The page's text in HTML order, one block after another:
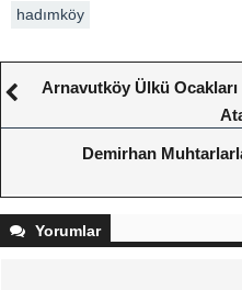
hadımköy
Arnavutköy Ülkü Ocakları
Demirhan
Yorumlar